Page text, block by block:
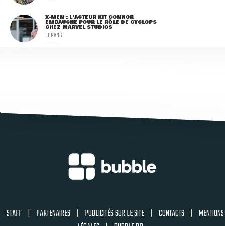
X-MEN : L'ACTEUR KIT CONNOR
EMBAUCHÉ POUR LE RÔLE DE CYCLOPS
CHEZ MARVEL STUDIOS
ECRANS
STAFF | PARTENAIRES | PUBLICITÉS SUR LE SITE | CONTACTS | MENTIONS